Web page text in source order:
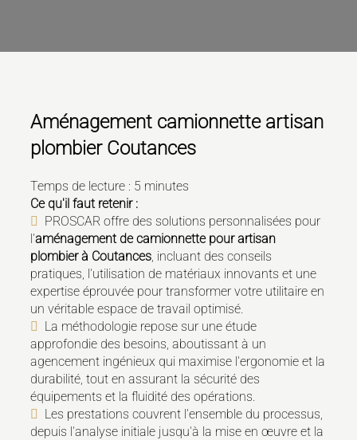
Aménagement camionnette artisan
plombier Coutances
Temps de lecture : 5 minutes
Ce qu'il faut retenir :
PROSCAR offre des solutions personnalisées pour
l'aménagement de camionnette pour artisan
plombier à Coutances, incluant des conseils
pratiques, l'utilisation de matériaux innovants et une
expertise éprouvée pour transformer votre utilitaire en
un véritable espace de travail optimisé.
La méthodologie repose sur une étude
approfondie des besoins, aboutissant à un
agencement ingénieux qui maximise l'ergonomie et la
durabilité, tout en assurant la sécurité des
équipements et la fluidité des opérations.
Les prestations couvrent l'ensemble du processus,
depuis l'analyse initiale jusqu'à la mise en œuvre et la